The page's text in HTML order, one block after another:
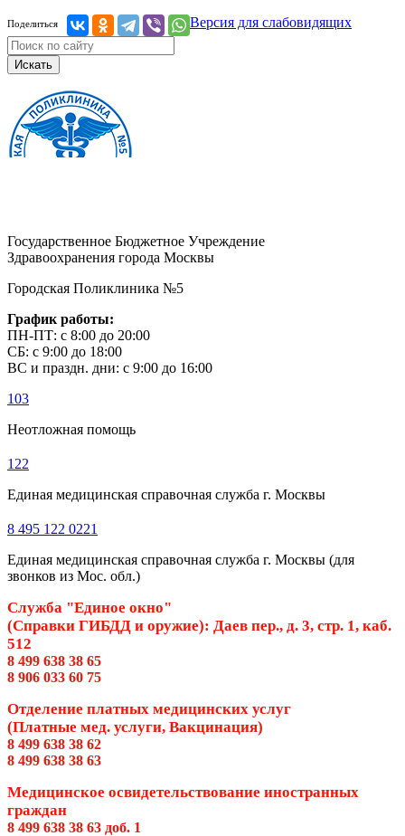
Поделиться Версия для слабовидящих
Искать
Государственное Бюджетное Учреждение
Здравоохранения города Москвы
Городская Поликлиника №5
График работы:
ПН-ПТ: с 8:00 до 20:00
СБ: с 9:00 до 18:00
ВС и праздн. дни: с 9:00 до 16:00
103
Неотложная помощь
122
Единая медицинская справочная служба г. Москвы
8 495 122 0221
Единая медицинская справочная служба г. Москвы (для
звонков из Мос. обл.)
Служба "Единое окно"
(Справки ГИБДД и оружие): Даев пер., д. 3, стр. 1, каб.
512
8 499 638 38 65
8 906 033 60 75
Отделение платных медицинских услуг
(Платные мед. услуги, Вакцинация)
8 499 638 38 62
8 499 638 38 63
Медицинское освидетельствование иностранных
граждан
8 499 638 38 63 доб. 1